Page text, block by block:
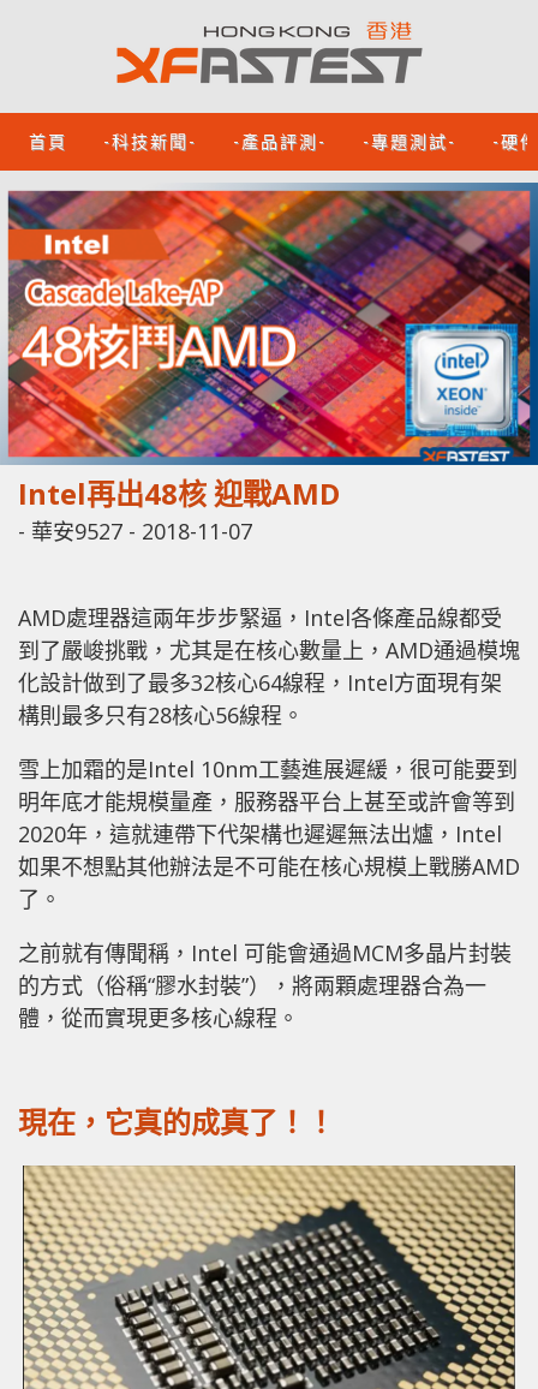
首頁 -科技新聞- -產品評測- -專題測試- -硬
Intel再出48核 迎戰AMD
- 華安9527 - 2018-11-07
AMD處理器這兩年步步緊逼，Intel各條產品線都受
到了嚴峻挑戰，尤其是在核心數量上，AMD通過模塊
化設計做到了最多32核心64線程，Intel方面現有架
構則最多只有28核心56線程。
雪上加霜的是Intel 10nm工藝進展遲緩，很可能要到
明年底才能規模量產，服務器平台上甚至或許會等到
2020年，這就連帶下代架構也遲遲無法出爐，Intel
如果不想點其他辦法是不可能在核心規模上戰勝AMD
了。
之前就有傳聞稱，Intel 可能會通過MCM多晶片封裝
的方式（俗稱“膠水封裝”），將兩顆處理器合為一
體，從而實現更多核心線程。
現在，它真的成真了！！